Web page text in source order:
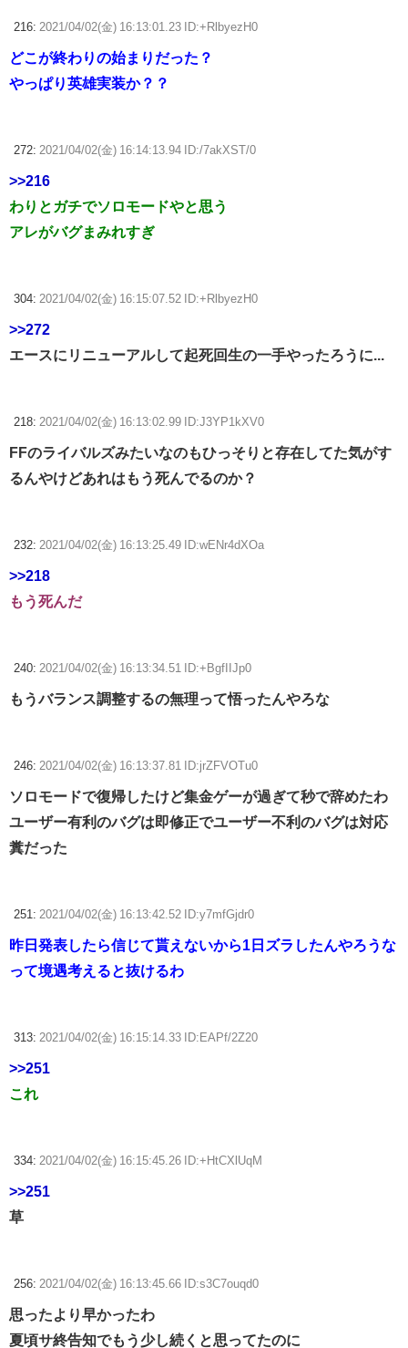
216: 2021/04/02(金) 16:13:01.23 ID:+RlbyezH0
どこが終わりの始まりだった？
やっぱり英雄実装か？？
272: 2021/04/02(金) 16:14:13.94 ID:/7akXST/0
>>216
わりとガチでソロモードやと思う
アレがバグまみれすぎ
304: 2021/04/02(金) 16:15:07.52 ID:+RlbyezH0
>>272
エースにリニューアルして起死回生の一手やったろうに...
218: 2021/04/02(金) 16:13:02.99 ID:J3YP1kXV0
FFのライバルズみたいなのもひっそりと存在してた気がす
るんやけどあれはもう死んでるのか？
232: 2021/04/02(金) 16:13:25.49 ID:wENr4dXOa
>>218
もう死んだ
240: 2021/04/02(金) 16:13:34.51 ID:+BgfIIJp0
もうバランス調整するの無理って悟ったんやろな
246: 2021/04/02(金) 16:13:37.81 ID:jrZFVOTu0
ソロモードで復帰したけど集金ゲーが過ぎて秒で辞めたわ
ユーザー有利のバグは即修正でユーザー不利のバグは対応
糞だった
251: 2021/04/02(金) 16:13:42.52 ID:y7mfGjdr0
昨日発表したら信じて貰えないから1日ズラしたんやろうな
って境遇考えると抜けるわ
313: 2021/04/02(金) 16:15:14.33 ID:EAPf/2Z20
>>251
これ
334: 2021/04/02(金) 16:15:45.26 ID:+HtCXlUqM
>>251
草
256: 2021/04/02(金) 16:13:45.66 ID:s3C7ouqd0
思ったより早かったわ
夏頃サ終告知でもう少し続くと思ってたのに